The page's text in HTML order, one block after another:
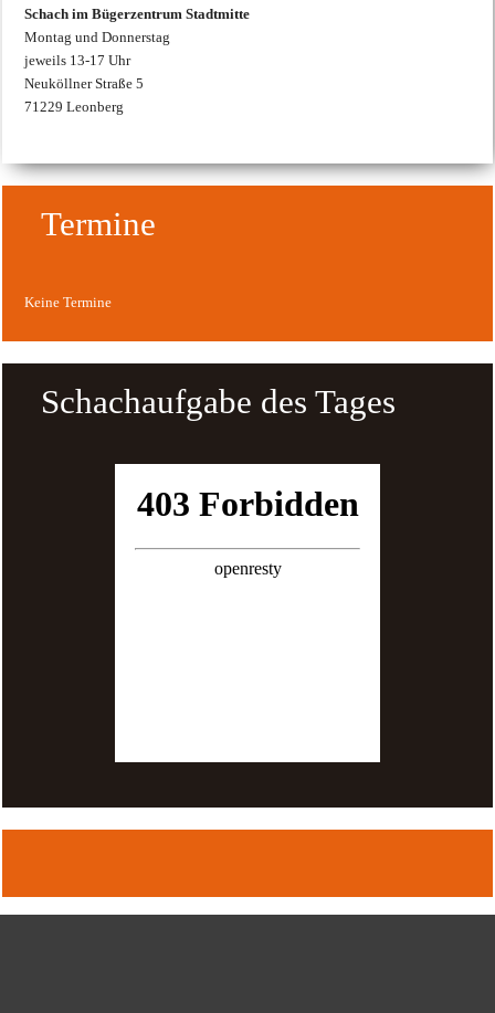
Schach im Bügerzentrum Stadtmitte
Montag und Donnerstag
jeweils 13-17 Uhr
Neuköllner Straße 5
71229 Leonberg
Termine
Keine Termine
Schachaufgabe des Tages